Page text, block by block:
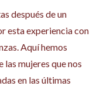
después de un
esta experiencia con
Aquí hemos
las mujeres que nos
en las últimas